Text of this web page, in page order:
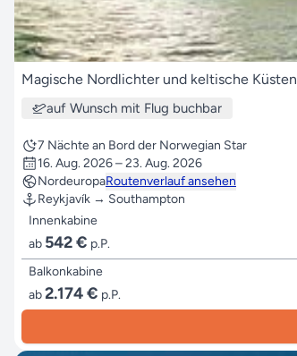
Magische Nordlichter und keltische Küsten
auf Wunsch mit Flug buchbar
7 Nächte an Bord der Norwegian Star
16. Aug. 2026 – 23. Aug. 2026
NordeuropaRoutenverlauf ansehen
Reykjavík → Southampton
Innenkabine
ab 542 € p.P.
Balkonkabine
ab2.174 € p.P.